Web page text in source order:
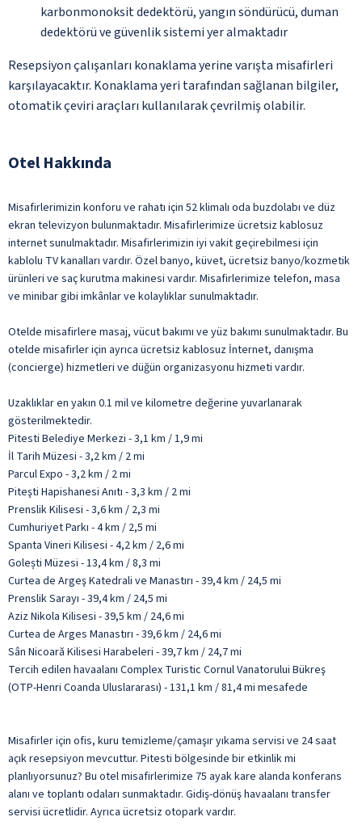
karbonmonoksit dedektörü, yangın söndürücü, duman
dedektörü ve güvenlik sistemi yer almaktadır
Resepsiyon çalışanları konaklama yerine varışta misafirleri
karşılayacaktır. Konaklama yeri tarafından sağlanan bilgiler,
otomatik çeviri araçları kullanılarak çevrilmiş olabilir.
Otel Hakkında
Misafirlerimizin konforu ve rahatı için 52 klimalı oda buzdolabı ve düz
ekran televizyon bulunmaktadır. Misafirlerimize ücretsiz kablosuz
internet sunulmaktadır. Misafirlerimizin iyi vakit geçirebilmesi için
kablolu TV kanalları vardır. Özel banyo, küvet, ücretsiz banyo/kozmetik
ürünleri ve saç kurutma makinesi vardır. Misafirlerimize telefon, masa
ve minibar gibi imkânlar ve kolaylıklar sunulmaktadır.
Otelde misafirlere masaj, vücut bakımı ve yüz bakımı sunulmaktadır. Bu
otelde misafirler için ayrıca ücretsiz kablosuz İnternet, danışma
(concierge) hizmetleri ve düğün organizasyonu hizmeti vardır.
Uzaklıklar en yakın 0.1 mil ve kilometre değerine yuvarlanarak
gösterilmektedir.
Pitesti Belediye Merkezi - 3,1 km / 1,9 mi
İl Tarih Müzesi - 3,2 km / 2 mi
Parcul Expo - 3,2 km / 2 mi
Piteşti Hapishanesi Anıtı - 3,3 km / 2 mi
Prenslik Kilisesi - 3,6 km / 2,3 mi
Cumhuriyet Parkı - 4 km / 2,5 mi
Spanta Vineri Kilisesi - 4,2 km / 2,6 mi
Golești Müzesi - 13,4 km / 8,3 mi
Curtea de Argeş Katedrali ve Manastırı - 39,4 km / 24,5 mi
Prenslik Sarayı - 39,4 km / 24,5 mi
Aziz Nikola Kilisesi - 39,5 km / 24,6 mi
Curtea de Arges Manastırı - 39,6 km / 24,6 mi
Sân Nicoară Kilisesi Harabeleri - 39,7 km / 24,7 mi
Tercih edilen havaalanı Complex Turistic Cornul Vanatorului Bükreş
(OTP-Henri Coanda Uluslararası) - 131,1 km / 81,4 mi mesafede
Misafirler için ofis, kuru temizleme/çamaşır yıkama servisi ve 24 saat
açık resepsiyon mevcuttur. Pitesti bölgesinde bir etkinlik mi
planlıyorsunuz? Bu otel misafirlerimize 75 ayak kare alanda konferans
alanı ve toplantı odaları sunmaktadır. Gidiş-dönüş havaalanı transfer
servisi ücretlidir. Ayrıca ücretsiz otopark vardır.